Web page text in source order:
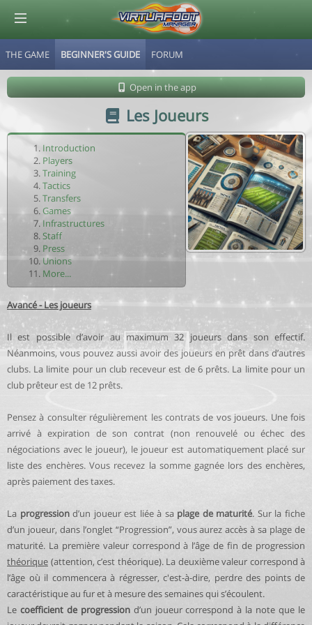
THE GAME BEGINNER'S GUIDE FORUM
Open in the app
Les Joueurs
Introduction
Players
Training
Tactics
Transfers
Games
Infrastructures
Staff
Press
Unions
More...
Avancé - Les joueurs
Il est possible d’avoir au maximum 32 joueurs dans son effectif.
Néanmoins, vous pouvez aussi avoir des joueurs en prêt dans d’autres
clubs. La limite pour un club receveur est de 6 prêts. La limite pour un
club prêteur est de 12 prêts.
Pensez à consulter régulièrement les contrats de vos joueurs. Une fois
arrivé à expiration de son contrat (non renouvelé ou échec des
négociations avec le joueur), le joueur est automatiquement placé sur
liste des enchères. Vous recevez la somme gagnée lors des enchères,
après paiement des taxes.
La progressiond’un joueur est liée à sa plage de maturité. Sur la fiche
d’un joueur, dans l’onglet “Progression”, vous aurez accès à sa plage de
maturité. La première valeur correspond à l’âge de fin de progression
théorique (attention, c’est théorique). La deuxième valeur correspond à
l’âge où il commencera à régresser, c'est-à-dire, perdre des points de
caractéristique au fur et à mesure des semaines qui s’écoulent.
Le coefficient de progressiond’un joueur correspond à la note que le
© Virtuafoot Manager by Aymeric Le Corre 202608070531